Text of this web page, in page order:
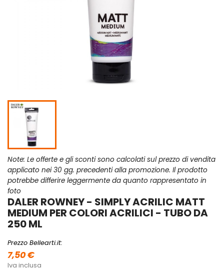
Note: Le offerte e gli sconti sono calcolati sul prezzo di vendita
applicato nei 30 gg. precedenti alla promozione. Il prodotto
potrebbe differire leggermente da quanto rappresentato in
foto
DALER ROWNEY - SIMPLY ACRILIC MATT
MEDIUM PER COLORI ACRILICI - TUBO DA
250 ML
Prezzo Bellearti.it:
7,50 €
Iva inclusa